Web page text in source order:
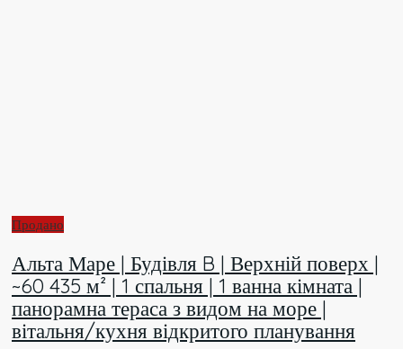
Продано
Альта Маре | Будівля B | Верхній поверх |
~60 435 м² | 1 спальня | 1 ванна кімната |
панорамна тераса з видом на море |
вітальня/кухня відкритого планування